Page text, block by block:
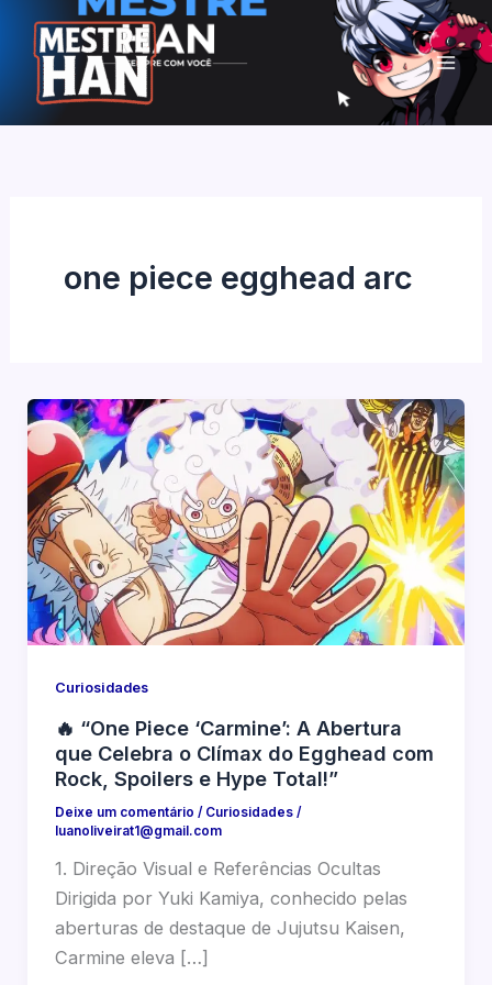
para
conteúdo
one piece egghead arc
Curiosidades
🔥 “One Piece ‘Carmine’: A Abertura
que Celebra o Clímax do Egghead com
Rock, Spoilers e Hype Total!”
Deixe um comentário / Curiosidades/
luanoliveirat1@gmail.com
1. Direção Visual e Referências Ocultas
Dirigida por Yuki Kamiya, conhecido pelas
aberturas de destaque de Jujutsu Kaisen,
Carmine eleva […]